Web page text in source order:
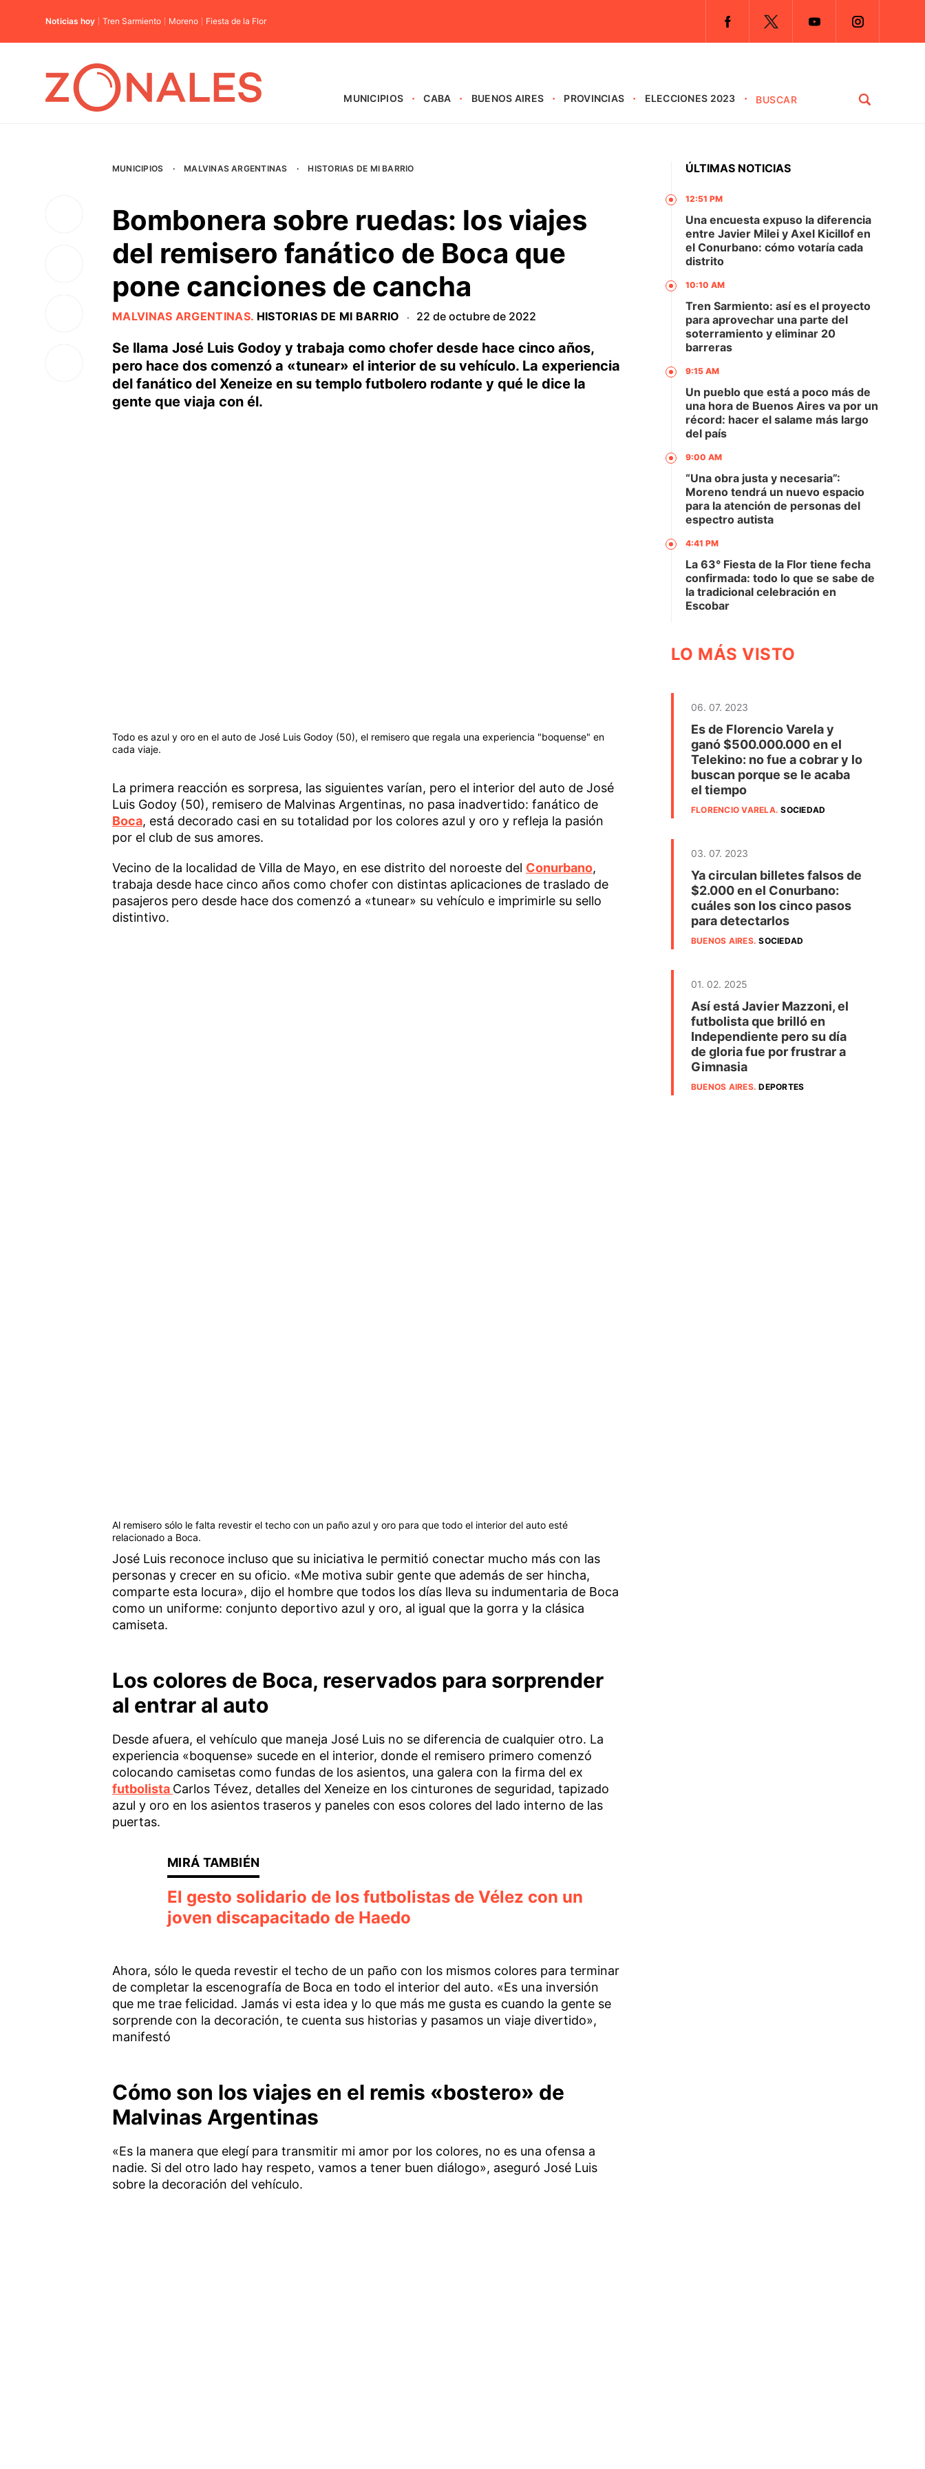
Noticias hoy Tren Sarmiento Moreno Fiesta de la Flor
MUNICIPIOS CABA BUENOS AIRES PROVINCIAS ELECCIONES 2023
MUNICIPIOS · MALVINAS ARGENTINAS · HISTORIAS DE MI BARRIO
Bombonera sobre ruedas: los viajes
del remisero fanático de Boca que
pone canciones de cancha
MALVINAS ARGENTINAS. HISTORIAS DE MI BARRIO · 22 de octubre de 2022
Se llama José Luis Godoy y trabaja como chofer desde hace cinco años,
pero hace dos comenzó a «tunear» el interior de su vehículo. La experiencia
del fanático del Xeneize en su templo futbolero rodante y qué le dice la
gente que viaja con él.
Todo es azul y oro en el auto de José Luis Godoy (50), el remisero que regala una experiencia "boquense" en
cada viaje.
La primera reacción es sorpresa, las siguientes varían, pero el interior del auto de José
Luis Godoy (50), remisero de Malvinas Argentinas, no pasa inadvertido: fanático de
Boca, está decorado casi en su totalidad por los colores azul y oro y refleja la pasión
por el club de sus amores.
Vecino de la localidad de Villa de Mayo, en ese distrito del noroeste del Conurbano,
trabaja desde hace cinco años como chofer con distintas aplicaciones de traslado de
pasajeros pero desde hace dos comenzó a «tunear» su vehículo e imprimirle su sello
distintivo.
Al remisero sólo le falta revestir el techo con un paño azul y oro para que todo el interior del auto esté
relacionado a Boca.
José Luis reconoce incluso que su iniciativa le permitió conectar mucho más con las
personas y crecer en su oficio. «Me motiva subir gente que además de ser hincha,
comparte esta locura», dijo el hombre que todos los días lleva su indumentaria de Boca
como un uniforme: conjunto deportivo azul y oro, al igual que la gorra y la clásica
camiseta.
Los colores de Boca, reservados para sorprender
al entrar al auto
Desde afuera, el vehículo que maneja José Luis no se diferencia de cualquier otro. La
experiencia «boquense» sucede en el interior, donde el remisero primero comenzó
colocando camisetas como fundas de los asientos, una galera con la firma del ex
futbolista Carlos Tévez, detalles del Xeneize en los cinturones de seguridad, tapizado
azul y oro en los asientos traseros y paneles con esos colores del lado interno de las
puertas.
El gesto solidario de los futbolistas de Vélez con un
joven discapacitado de Haedo
Ahora, sólo le queda revestir el techo de un paño con los mismos colores para terminar
de completar la escenografía de Boca en todo el interior del auto. «Es una inversión
que me trae felicidad. Jamás vi esta idea y lo que más me gusta es cuando la gente se
sorprende con la decoración, te cuenta sus historias y pasamos un viaje divertido»,
manifestó
Cómo son los viajes en el remis «bostero» de
Malvinas Argentinas
«Es la manera que elegí para transmitir mi amor por los colores, no es una ofensa a
nadie. Si del otro lado hay respeto, vamos a tener buen diálogo», aseguró José Luis
sobre la decoración del vehículo.
ÚLTIMAS NOTICIAS
12:51 PM
Una encuesta expuso la diferencia
entre Javier Milei y Axel Kicillof en
el Conurbano: cómo votaría cada
distrito
10:10 AM
Tren Sarmiento: así es el proyecto
para aprovechar una parte del
soterramiento y eliminar 20
barreras
9:15 AM
Un pueblo que está a poco más de
una hora de Buenos Aires va por un
récord: hacer el salame más largo
del país
9:00 AM
“Una obra justa y necesaria”:
Moreno tendrá un nuevo espacio
para la atención de personas del
espectro autista
4:41 PM
La 63° Fiesta de la Flor tiene fecha
confirmada: todo lo que se sabe de
la tradicional celebración en
Escobar
LO MÁS VISTO
06. 07. 2023
Es de Florencio Varela y
ganó $500.000.000 en el
Telekino: no fue a cobrar y lo
buscan porque se le acaba
el tiempo
FLORENCIO VARELA.SOCIEDAD
03. 07. 2023
Ya circulan billetes falsos de
$2.000 en el Conurbano:
cuáles son los cinco pasos
para detectarlos
BUENOS AIRES.SOCIEDAD
01. 02. 2025
Así está Javier Mazzoni, el
futbolista que brilló en
Independiente pero su día
de gloria fue por frustrar a
Gimnasia
BUENOS AIRES.DEPORTES